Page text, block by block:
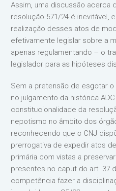
Assim, uma discussão acerca
resolução 571/24 é inevitável,
realização desses atos de
efetivamente legislar sobre a
apenas regulamentando – o
legislador para as hipóteses
Sem a pretensão de esgotar o
no julgamento da histórica
constitucionalidade da
nepotismo no âmbito dos
reconhecendo que o CNJ
prerrogativa de expedir atos
primária com vistas a
presentes no caput do art. 37
competência fazer a